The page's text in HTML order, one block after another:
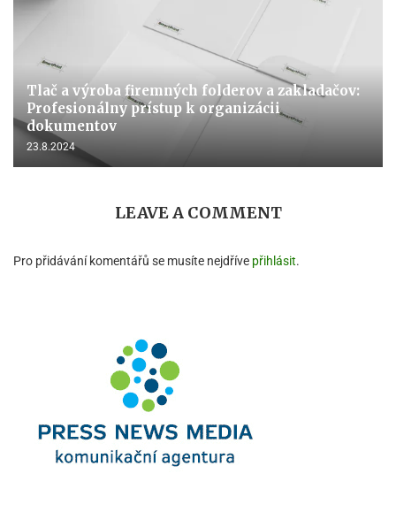
Tlač a výroba firemných folderov a zakladačov:
Profesionálny prístup k organizácii
dokumentov
23.8.2024
LEAVE A COMMENT
Pro přidávání komentářů se musíte nejdříve přihlásit.